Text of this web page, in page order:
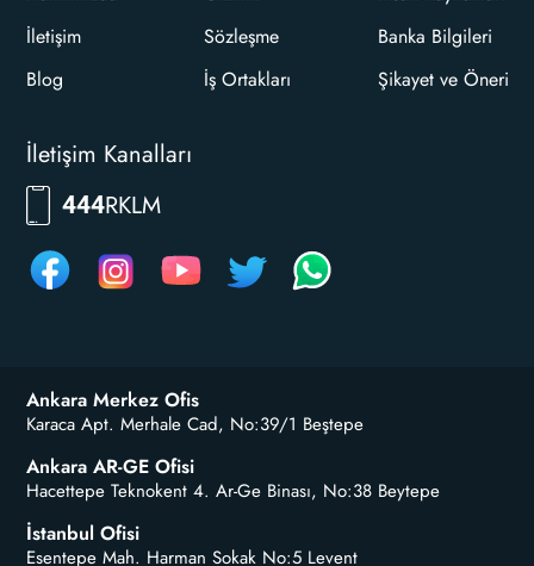
İletişim
Blog
Sözleşme
İş Ortakları
Banka Bilgileri
Şikayet ve Öneri
İletişim Kanalları
444RKLM
Ankara Merkez Ofis
Karaca Apt. Merhale Cad, No:39/1 Beştepe
Ankara AR-GE Ofisi
Hacettepe Teknokent 4. Ar-Ge Binası, No:38 Beytepe
İstanbul Ofisi
Esentepe Mah. Harman Sokak No:5 Levent